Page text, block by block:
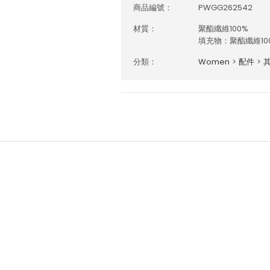
商品編號：
PWGG262542
材質：
聚酯纖維100%
填充物：聚酯纖維
分類：
Women > 配件 >